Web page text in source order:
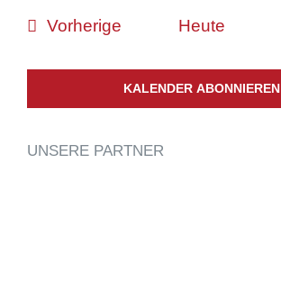
Vorherige Veranstaltungen
Heute
KALENDER ABONNIEREN
UNSERE PARTNER